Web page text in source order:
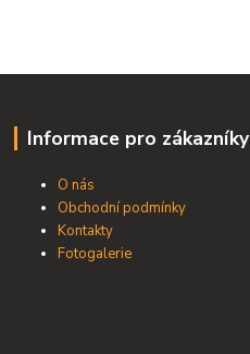
Informace pro zákazníky
O nás
Obchodní podmínky
Kontakty
Fotogalerie